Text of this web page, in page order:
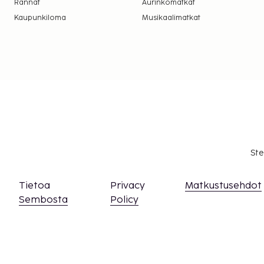
asiasta ottamalla yhteyttä majoituspaikkaan
yhteyttä suoraan majoituspaikkaan
löytyy lisätietoja lisämaksuja koskevassa
Kontaktiton uloskirjautuminen on saatavilla.
Rannat Aurinkomatkat
Kaupunkiloma
Musikaalimatkat
Tietoa
Sembosta
Privacy
Policy
Matkustusehdot